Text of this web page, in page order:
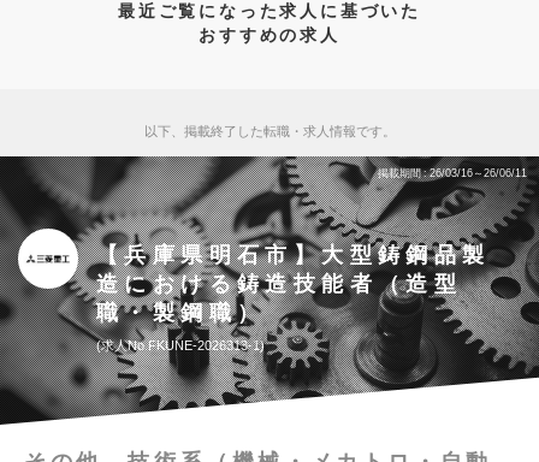
最近ご覧になった求人に基づいた
おすすめの求人
以下、掲載終了した転職・求人情報です。
掲載期間 26/03/16～26/06/11
【兵庫県明石市】大型鋳鋼品製
造における鋳造技能者（造型
職・製鋼職）
求人No.FKUNE-2026313-1